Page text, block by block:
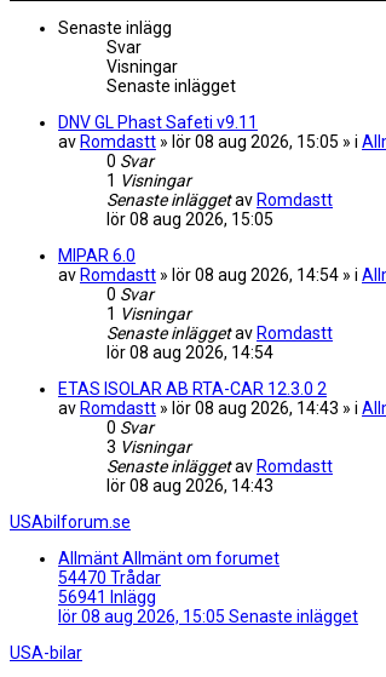
Senaste inlägg
Svar
Visningar
Senaste inlägget
DNV GL Phast Safeti v9.11
avRomdastt » lör 08 aug 2026, 15:05 » i
0 Svar
1 Visningar
Senaste inläggetavRomdastt
lör 08 aug 2026, 15:05
MIPAR 6.0
avRomdastt » lör 08 aug 2026, 14:54 » i
0 Svar
1 Visningar
Senaste inläggetavRomdastt
lör 08 aug 2026, 14:54
ETAS ISOLAR AB RTA-CAR 12.3.0 2
avRomdastt » lör 08 aug 2026, 14:43 » i
0 Svar
3 Visningar
Senaste inläggetavRomdastt
lör 08 aug 2026, 14:43
USAbilforum.se
AllmäntAllmänt om forumet
54470 Trådar
56941 Inlägg
lör 08 aug 2026, 15:05 Senaste inlägget
USA-bilar